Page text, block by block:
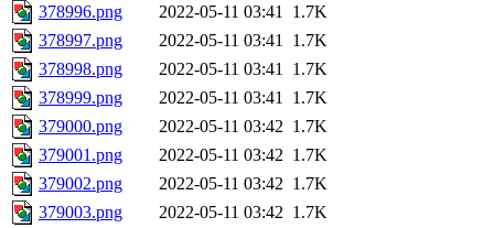
378996.png
2022-05-11 03:41 1.7K
378997.png
2022-05-11 03:41 1.7K
378998.png
2022-05-11 03:41 1.7K
378999.png
2022-05-11 03:41 1.7K
379000.png
2022-05-11 03:42 1.7K
379001.png
2022-05-11 03:42 1.7K
379002.png
2022-05-11 03:42 1.7K
379003.png
2022-05-11 03:42 1.7K